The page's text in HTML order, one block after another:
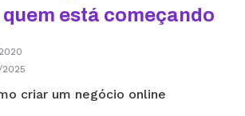
está começando